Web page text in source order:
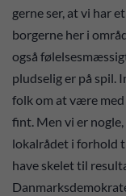
gerne ser, at vi har
borgerne her i
også
pludselig er på spil.
folk om at være
fint. Men vi er
lokalrådet i forhold
have skelet til